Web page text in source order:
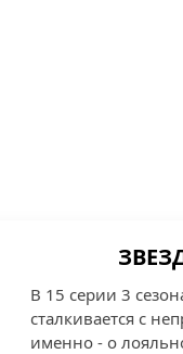
В 15 серии 3
сталкивается с
именно - о